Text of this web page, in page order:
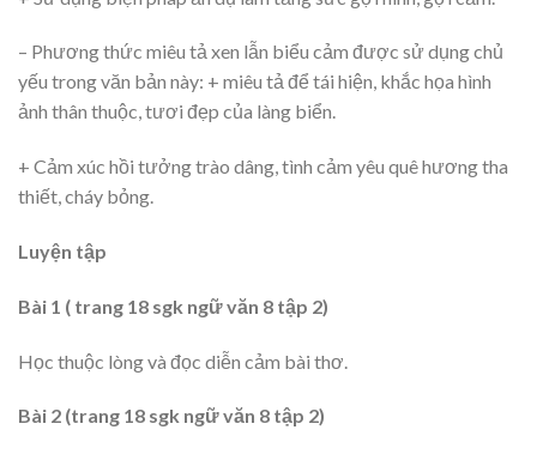
– Phương thức miêu tả xen lẫn biểu cảm được sử dụng chủ
yếu trong văn bản này: + miêu tả để tái hiện, khắc họa hình
ảnh thân thuộc, tươi đẹp của làng biển.
+ Cảm xúc hồi tưởng trào dâng, tình cảm yêu quê hương tha
thiết, cháy bỏng.
Luyện tập
Bài 1 ( trang 18 sgk ngữ văn 8 tập 2)
Học thuộc lòng và đọc diễn cảm bài thơ.
Bài 2 (trang 18 sgk ngữ văn 8 tập 2)